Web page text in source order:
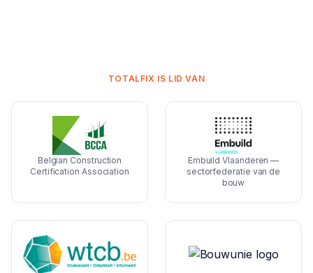
TOTALFIX IS LID VAN
Belgian Construction
Certification Association
Embuild Vlaanderen —
sectorfederatie van de
bouw